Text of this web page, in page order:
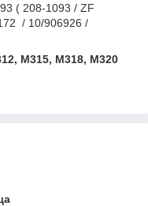
( 208-1093 / ZF
/ 10/906926 /
M315, M318, M320